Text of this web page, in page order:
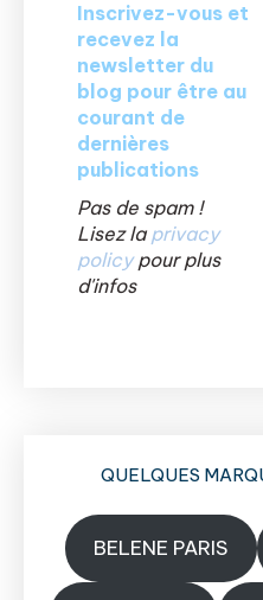
Inscrivez-vous et
recevez la
newsletter du
blog pour être au
courant de
dernières
publications
Pas de spam !
Lisez la privacy
policypour plus
d'infos
QUELQUES
BELENE PARIS